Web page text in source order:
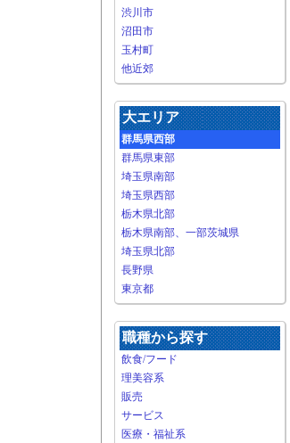
渋川市
沼田市
玉村町
他近郊
大エリア
群馬県西部
群馬県東部
埼玉県南部
埼玉県西部
栃木県北部
栃木県南部、一部茨城県
埼玉県北部
長野県
東京都
職種から探す
飲食/フード
理美容系
販売
サービス
医療・福祉系